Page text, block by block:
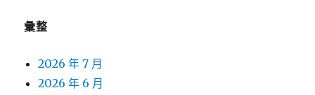
彙整
2026 年 7 月
2026 年 6 月